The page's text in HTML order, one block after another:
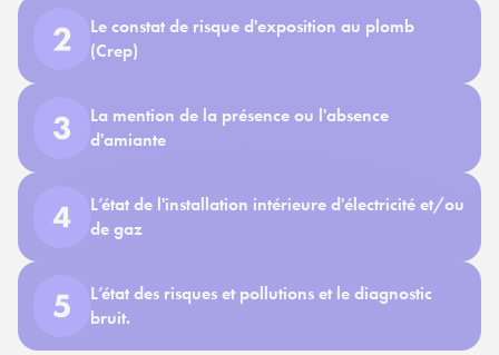
Le constat de risque d'exposition au plomb
(Crep)
La mention de la présence ou l'absence
d'amiante
L’état de l'installation intérieure d'électricité et/ou
de gaz
L’état des risques et pollutions et le diagnostic
bruit.